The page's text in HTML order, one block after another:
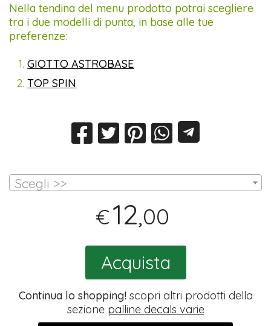
Nella tendina del menu prodotto potrai scegliere
tra i due modelli di punta, in base alle tue
preferenze:
GIOTTO ASTROBASE
TOP SPIN
Scegli >>
€12,00
Acquista
Continua lo shopping!scopri altri prodotti della
sezione palline decals varie